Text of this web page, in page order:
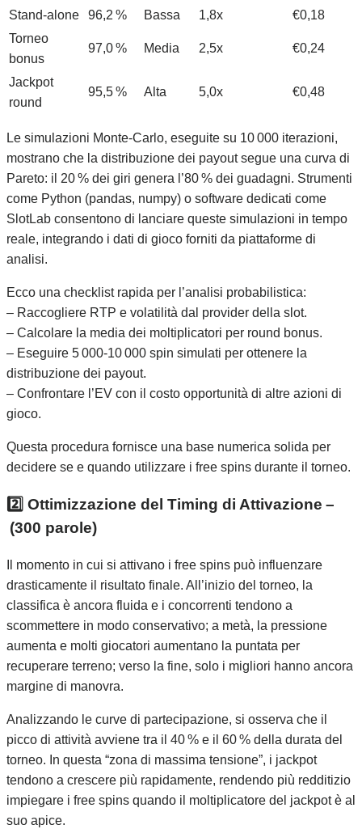
Stand‑alone
96,2 % Bassa 1,8x
€0,18
Torneo
bonus
97,0 % Media 2,5x €0,24
Jackpot
round
95,5 % Alta 5,0x €0,48
Le simulazioni Monte‑Carlo, eseguite su 10 000 iterazioni,
mostrano che la distribuzione dei payout segue una curva di
Pareto: il 20 % dei giri genera l’80 % dei guadagni. Strumenti
come Python (pandas, numpy) o software dedicati come
SlotLab consentono di lanciare queste simulazioni in tempo
reale, integrando i dati di gioco forniti da piattaforme di
analisi.
Ecco una checklist rapida per l’analisi probabilistica:
– Raccogliere RTP e volatilità dal provider della slot.
– Calcolare la media dei moltiplicatori per round bonus.
– Eseguire 5 000‑10 000 spin simulati per ottenere la
distribuzione dei payout.
– Confrontare l’EV con il costo opportunità di altre azioni di
gioco.
Questa procedura fornisce una base numerica solida per
decidere se e quando utilizzare i free spins durante il torneo.
2️⃣ Ottimizzazione del Timing di Attivazione –
(300 parole)
Il momento in cui si attivano i free spins può influenzare
drasticamente il risultato finale. All’inizio del torneo, la
classifica è ancora fluida e i concorrenti tendono a
scommettere in modo conservativo; a metà, la pressione
aumenta e molti giocatori aumentano la puntata per
recuperare terreno; verso la fine, solo i migliori hanno ancora
margine di manovra.
Analizzando le curve di partecipazione, si osserva che il
picco di attività avviene tra il 40 % e il 60 % della durata del
torneo. In questa “zona di massima tensione”, i jackpot
tendono a crescere più rapidamente, rendendo più redditizio
impiegare i free spins quando il moltiplicatore del jackpot è al
suo apice.